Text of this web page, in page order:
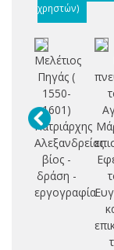
χρηστών)
Μελέτιος
Πηγάς (
1550-
1601)
Πατριάρχης
Αλεξανδρείας:
βίος -
δράση -
εργογραφία